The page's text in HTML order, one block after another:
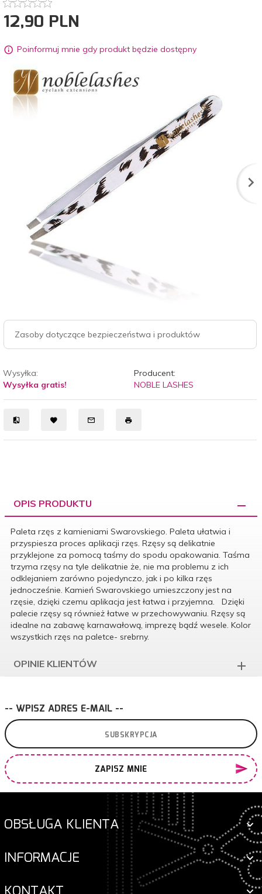
12,90 PLN
Poinformuj mnie gdy produkt będzie dostępny
Zasoby dotyczące bezpieczeństwa i produktów
Wysyłka:
Wysyłka gratis!
Producent:
NOBLE LASHES
OPIS PRODUKTU
Paleta rzęs z kamieniami Swarovskiego. Paleta ułatwia i
przyspiesza proces aplikacji rzęs. Rzęsy są delikatnie
przyklejone za pomocą taśmy do spodu opakowania. Taśma
trzyma rzęsy na tyle delikatnie że, nie ma problemu z ich
odklejaniem zarówno pojedynczo, jak i po kilka rzęs
jednocześnie. Kamień Swarovskiego umieszczony jest na
rzęsie, dzięki czemu aplikacja jest łatwa i przyjemna. Dzięki
palecie rzęsy są również łatwe w przechowywaniu. Rzęsy są
idealne na zabawę karnawałową, imprezę bądź wesele. Kolor
wszystkich rzęs na paletce- srebrny.
OPINIE KLIENTÓW
-- WPISZ ADRES E-MAIL --
ZAPISZ MNIE
OBSŁUGA KLIENTA
INFORMACJE